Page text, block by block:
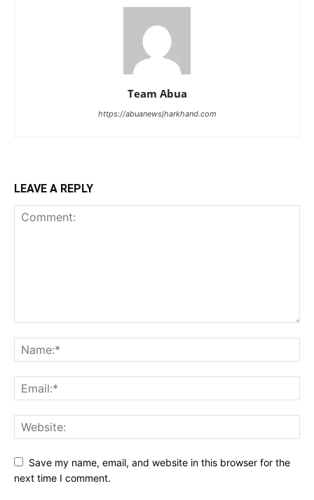
Team Abua
https://abuanewsjharkhand.com
LEAVE A REPLY
Save my name, email, and website in this browser for the
next time I comment.